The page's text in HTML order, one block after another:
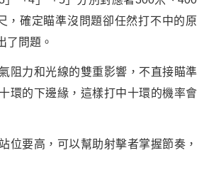
，確定瞄準沒問題卻任然打不中的原
了問題。
阻力和光線的雙重影響，不直接瞄準
環的下邊緣，這樣打中十環的機率會
位要高，可以幫助射擊者掌握節奏，